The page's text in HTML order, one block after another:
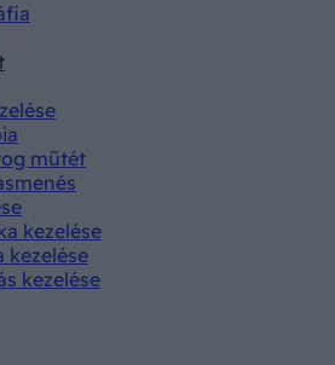
műtét
kezelése
kezelése
kezelése